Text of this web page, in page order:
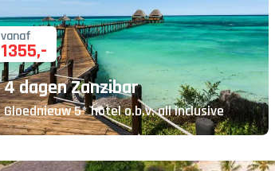
vanaf
1355,-
4 dagen Zanzibar
Gloednieuw 5* hotel o.b.v. all inclusive